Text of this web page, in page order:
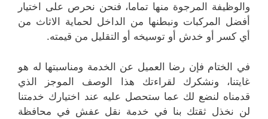
والوظيفة المرجوة منها تماما، فنحن نحرص على اختيار
أفضل المركبات ونبطنها من الداخل لحماية الاثاث من
أي كسر أو خدش أو توسيخه أو التقليل من قيمته.
في الختام فإن رضا العميل عن الخدمة ومناسبتها له هو
غايتنا، ونشكرك لقراءتك هذا الوصف الموجز الذي
قدمناه لنضع لك عما ستحصل عليه عند اختيارك خدمتنا
لن نخذل ثقتك بنا في خدمة نقل عفش في محافظة